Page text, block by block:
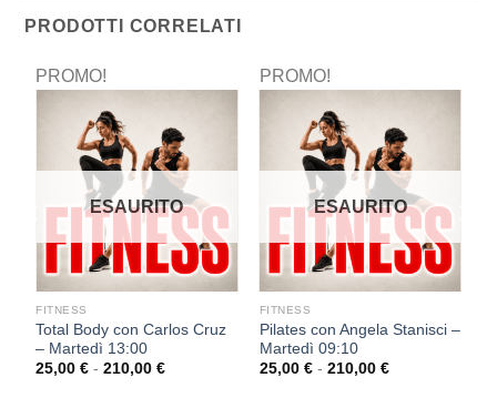
PRODOTTI CORRELATI
PROMO!
ESAURITO
FITNESS
Total Body con Carlos Cruz
– Martedì 13:00
25,00€ - 210,00€
PROMO!
ESAURITO
FITNESS
Pilates con Angela Stanisci –
Martedì 09:10
25,00 € - 210,00 €